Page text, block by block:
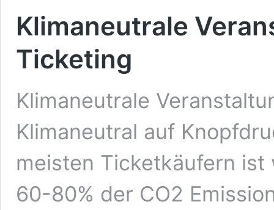
Klimaneutrale
Ticketing
Klimaneutrale
Klimaneutral auf
meisten Ticketkäufern
60-80% der CO2